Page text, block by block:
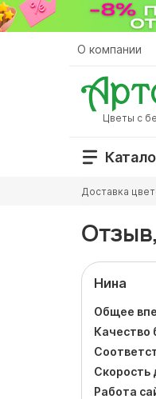
Перейти
к
О компании
Цветы с
здесь
Доставка
Нина
Общее
Качество
Скорость
Работа